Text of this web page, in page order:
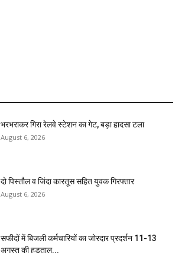
भरभराकर गिरा रेलवे स्टेशन का गेट, बड़ा हादसा टला
August 6, 2026
दो पिस्तौल व जिंदा कारतूस सहित युवक गिरफ्तार
August 6, 2026
सफीदों में बिजली कर्मचारियों का जोरदार प्रदर्शन 11-13
अगस्त की हड़ताल...